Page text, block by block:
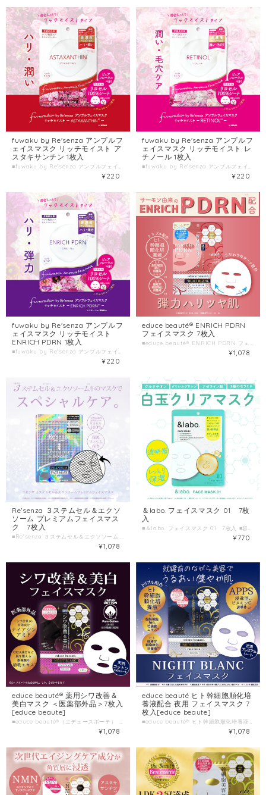
fuwaku by Re'senza アンプルフ
ェイスマスク リッチモイスト ア
スタキサンチン 1枚入
¥220
fuwaku by Re'senza アンプルフ
ェイスマスク リッチモイスト レ
チノール 1枚入
¥220
fuwaku by Re'senza アンプルフ
ェイスマスク リッチモイスト
ENRICH PDRN 1枚入
¥220
educe beauté® ENRICH PDRN
フェイスマスク 7枚入
¥1,078
Re'senza ３ステムセル＆エクソ
ソーム プレミアムフェイスマス
ク 7枚入
■Re'senza ３ステムセル＆エクソソーム プレミアムフェイスマスク 7枚入 ■容量 7枚入(美容液105mL) ■製造国 日本 ■製造販売元 株式会社HORIZON
¥1,078
＆labo. フェイスマスク 01 7枚
入
¥770
educe beauté® 薬用シワ改善＆
美白マスク ＜医薬部外品＞7枚入
[educe beaute]
■educe beauté®（エデュースボーテ） 薬用シワ改善＆美白マスク ＜医薬部外品＞7枚入 ■容量 7枚入(美容液93mL) ■製造国 日本
¥1,078
educe beauté ヒト幹細胞順化培
養液配合 夜用 フェイスマスク 7
枚入[educe beaute]
¥1,078